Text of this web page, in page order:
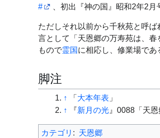
#
、初出『神の国』昭和2年2月
ただしそれ以前から千秋苑と呼
言として「天恩郷の万寿苑は、春
もので霊国 に相応し、修業場で
脚注
↑ 「 大本年表 」
↑
『新月の光 』0088「天
カテゴリ : 天恩郷